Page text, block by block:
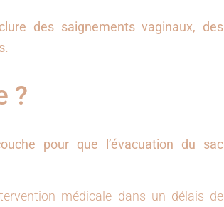
des saignements vaginaux, des
?
pour que l’évacuation du sac
médicale dans un délais de